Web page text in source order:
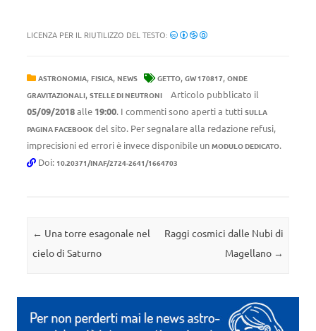
LICENZA PER IL RIUTILIZZO DEL TESTO:
ASTRONOMIA, FISICA, NEWS GETTO, GW 170817, ONDE
GRAVITAZIONALI, STELLE DI NEUTRONI
Articolo pubblicato il
05/09/2018alle 19:00. I commenti sono aperti a tutti SULLA
PAGINA FACEBOOK del sito. Per segnalare alla redazione refusi,
imprecisioni ed errori è invece disponibile un MODULO DEDICATO.
Doi: 10.20371/INAF/2724-2641/1664703
Navigazione articolo
← Una torre esagonale nel
cielo di Saturno
Raggi cosmici dalle Nubi di
Magellano →